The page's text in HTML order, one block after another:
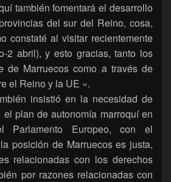
también fomentará el desarrollo
del sur del Reino, cosa,
constaté al visitar recientemente
2 abril), y esto gracias, tanto los
de Marruecos como a través de
el Reino y la UE «.
insistió en la necesidad de
plan de autonomía marroquí en
Europeo, con el
posición de Marruecos es justa,
relacionadas con los derechos
por razones relacionadas con